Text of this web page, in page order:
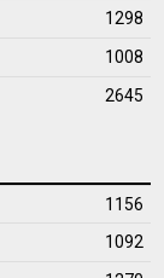
1298
1008
2645
1156
1092